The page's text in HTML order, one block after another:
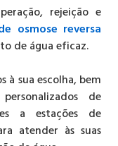
rejeição e
osmose reversa
de água eficaz.
à sua escolha, bem
de
a estações de
atender às suas